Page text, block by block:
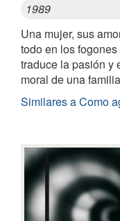
1989
Una mujer, sus
todo en los
traduce la pasión y
moral de una
Similares a Como